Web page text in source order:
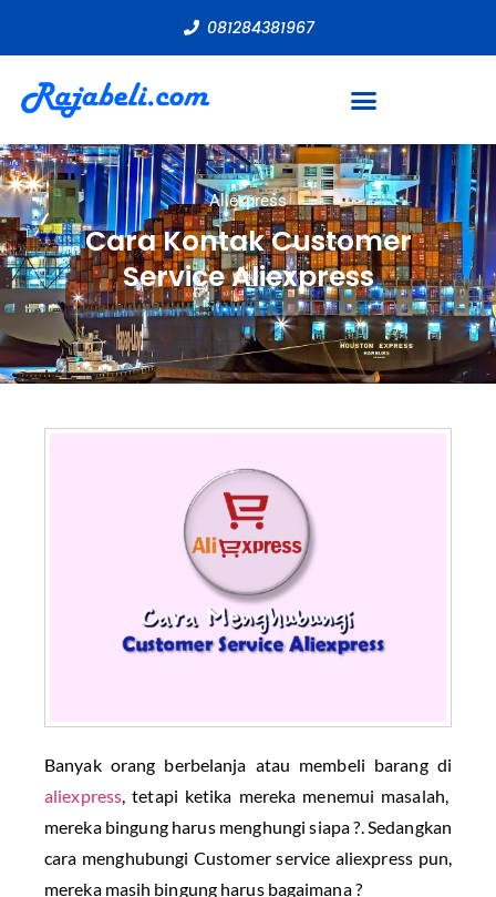
081284381967
Aliexpress
Cara Kontak Customer
Service Aliexpress
Banyak orang berbelanja atau membeli barang di
aliexpress, tetapi ketika mereka menemui masalah,
mereka bingung harus menghungi siapa ?. Sedangkan
cara menghubungi Customer service aliexpress pun,
mereka masih bingung harus bagaimana ?